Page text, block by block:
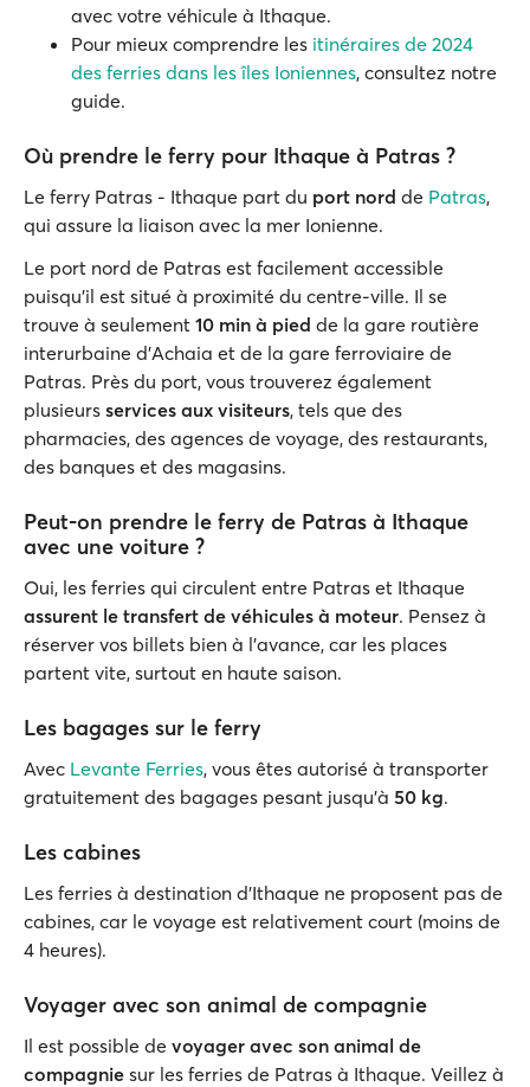
avec votre véhicule à Ithaque.
Pour mieux comprendre les itinéraires de 2024
des ferries dans les îles Ioniennes, consultez notre
guide.
Où prendre le ferry pour Ithaque à Patras ?
Le ferry Patras - Ithaque part du port nord de Patras,
qui assure la liaison avec la mer Ionienne.
Le port nord de Patras est facilement accessible
puisqu'il est situé à proximité du centre-ville. Il se
trouve à seulement 10 min à pied de la gare routière
interurbaine d'Achaia et de la gare ferroviaire de
Patras. Près du port, vous trouverez également
plusieurs services aux visiteurs, tels que des
pharmacies, des agences de voyage, des restaurants,
des banques et des magasins.
Peut-on prendre le ferry de Patras à Ithaque
avec une voiture ?
Oui, les ferries qui circulent entre Patras et Ithaque
assurent le transfert de véhicules à moteur. Pensez à
réserver vos billets bien à l'avance, car les places
partent vite, surtout en haute saison.
Les bagages sur le ferry
Avec Levante Ferries, vous êtes autorisé à transporter
gratuitement des bagages pesant jusqu'à 50 kg.
Les cabines
Les ferries à destination d'Ithaque ne proposent pas de
cabines, car le voyage est relativement court (moins de
4 heures).
Voyager avec son animal de compagnie
Il est possible de voyager avec son animal de
compagnie sur les ferries de Patras à Ithaque. Veillez à